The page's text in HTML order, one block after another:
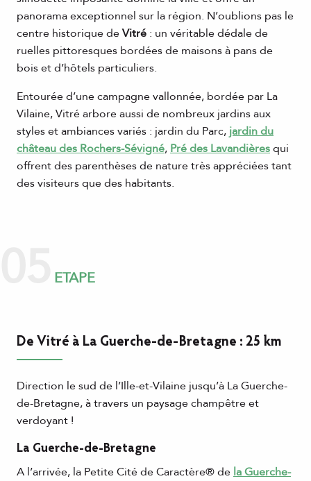
panorama exceptionnel sur la région. N’oublions pas le
centre historique deVitré : un véritable dédale de
ruelles pittoresques bordées de maisons à pans de
bois et d’hôtels particuliers.
Entourée d’une campagne vallonnée, bordée par La
Vilaine, Vitré arbore aussi de nombreux jardins aux
styles et ambiances variés : jardin du Parc, jardin du
château des Rochers-Sévigné, Pré des Lavandièresqui
offrent des parenthèses de nature très appréciées tant
des visiteurs que des habitants.
ETAPE
De Vitré à La Guerche-de-Bretagne : 25 km
Direction le sud de l’Ille-et-Vilaine jusqu’à La Guerche-
de-Bretagne, à travers un paysage champêtre et
verdoyant !
La Guerche-de-Bretagne
A l’arrivée, la Petite Cité de Caractère® de la Guerche-